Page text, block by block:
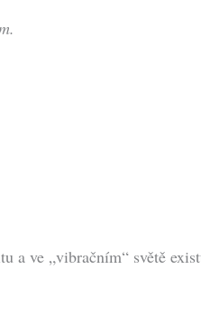
a ve „vibračním“ světě